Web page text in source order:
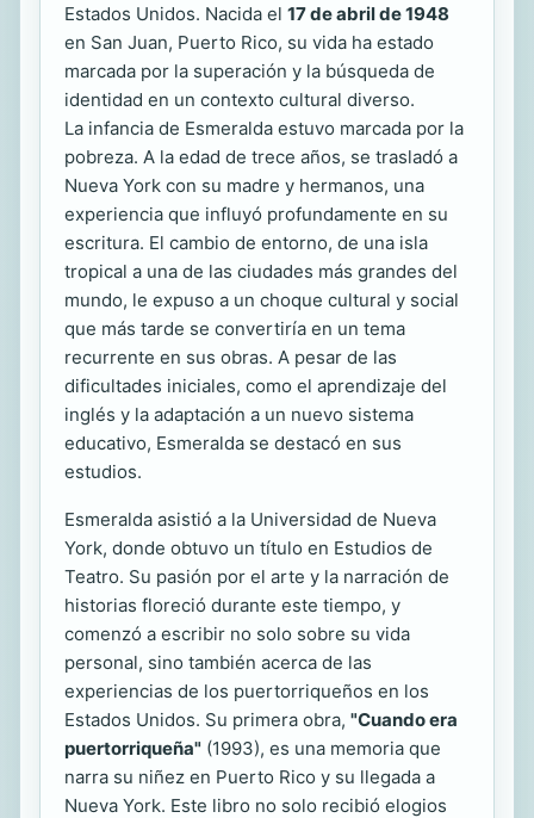
Estados Unidos. Nacida el 17 de abril de 1948
en San Juan, Puerto Rico, su vida ha estado
marcada por la superación y la búsqueda de
identidad en un contexto cultural diverso.
La infancia de Esmeralda estuvo marcada por la
pobreza. A la edad de trece años, se trasladó a
Nueva York con su madre y hermanos, una
experiencia que influyó profundamente en su
escritura. El cambio de entorno, de una isla
tropical a una de las ciudades más grandes del
mundo, le expuso a un choque cultural y social
que más tarde se convertiría en un tema
recurrente en sus obras. A pesar de las
dificultades iniciales, como el aprendizaje del
inglés y la adaptación a un nuevo sistema
educativo, Esmeralda se destacó en sus
estudios.
Esmeralda asistió a la Universidad de Nueva
York, donde obtuvo un título en Estudios de
Teatro. Su pasión por el arte y la narración de
historias floreció durante este tiempo, y
comenzó a escribir no solo sobre su vida
personal, sino también acerca de las
experiencias de los puertorriqueños en los
Estados Unidos. Su primera obra, "Cuando era
puertorriqueña" (1993), es una memoria que
narra su niñez en Puerto Rico y su llegada a
Nueva York. Este libro no solo recibió elogios